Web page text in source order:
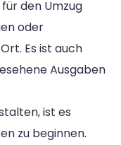
den Umzug
oder
Es ist auch
Ausgaben
ist es
zu beginnen.